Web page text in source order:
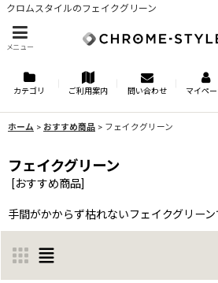
クロムスタイルのフェイクグリーン
メニュー
カテゴリ ご利用案内 問い合わせ マイペ
ホーム > おすすめ商品 > フェイクグリーン
フェイクグリーン
[おすすめ商品]
手間がかからず枯れないフェイクグリー